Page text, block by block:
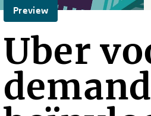
Preview
Uber